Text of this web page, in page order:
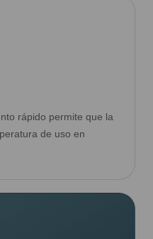
rápido permite que la
de uso en